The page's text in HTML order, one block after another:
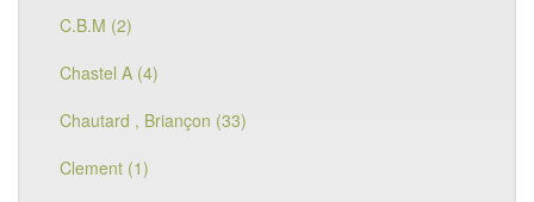
C.B.M (2)
Chastel A (4)
Chautard , Briançon (33)
Clement (1)